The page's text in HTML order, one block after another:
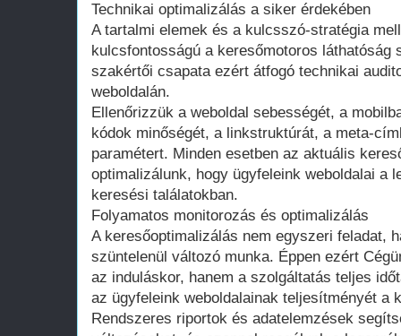
Technikai optimalizálás a siker érdekében
A tartalmi elemek és a kulcsszó-stratégia
kulcsfontosságú a keresőmotoros láthatóság
szakértői csapata ezért átfogó technikai
weboldalán.
Ellenőrizzük a weboldal sebességét, a
kódok minőségét, a linkstruktúrát, a meta-
paramétert. Minden esetben az aktuális
optimalizálunk, hogy ügyfeleink weboldalai a
keresési találatokban.
Folyamatos monitorozás és optimalizálás
A keresőoptimalizálás nem egyszeri feladat,
szüntelenül változó munka. Éppen ezért
az induláskor, hanem a szolgáltatás teljes
az ügyfeleink weboldalainak teljesítményét a
Rendszeres riportok és adatelemzések